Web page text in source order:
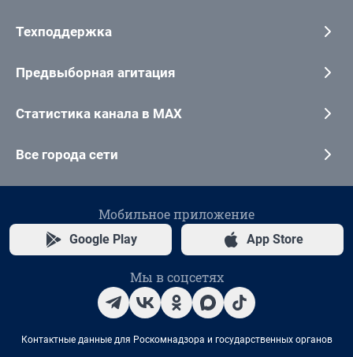
Техподдержка
Предвыборная агитация
Статистика канала в MAX
Все города сети
Мобильное приложение
Google Play App Store
Мы в соцсетях
Контактные данные для Роскомнадзора и государственных органов